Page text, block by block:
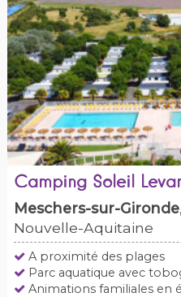
Camping Soleil
Meschers-sur-Gironde
Nouvelle-Aquitaine
A proximité des plages
Parc aquatique avec
Animations familiales en